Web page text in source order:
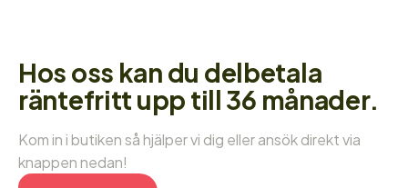
Hos oss kan du delbetala
räntefritt upp till 36 månader.
Kom in i butiken så hjälper vi dig eller ansök direkt via
knappen nedan!